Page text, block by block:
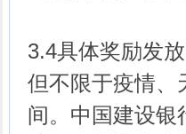
3.4具体奖励发
但不限于疫情、
间。中国建设银